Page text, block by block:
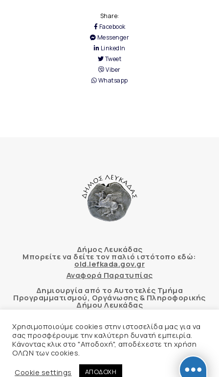
Share:
Facebook
Messenger
LinkedIn
Tweet
Viber
Whatsapp
Δήμος Λευκάδας
Μπορείτε να δείτε τον παλιό ιστότοπο εδώ:
old.lefkada.gov.gr
Αναφορά Παρατυπίας
Δημιουργία από το Αυτοτελές Τμήμα
Προγραμματισμού, Οργάνωσης & Πληροφορικής
Δήμου Λευκάδας
Αυτόματος έλεγχος προσβασιμότητας
δικτυακού τόπου με βάση το πρότυπο WCAG 2.1
Χρησιμοποιούμε cookies στην ιστοσελίδα μας για να
σας προσφέρουμε την καλύτερη δυνατή εμπειρία.
Κάνοντας κλικ στο "Αποδοχή", αποδέχεστε τη χρήση
ΟΛΩΝ των cookies.
Cookie settings
ΑΠΟΔΟΧΗ